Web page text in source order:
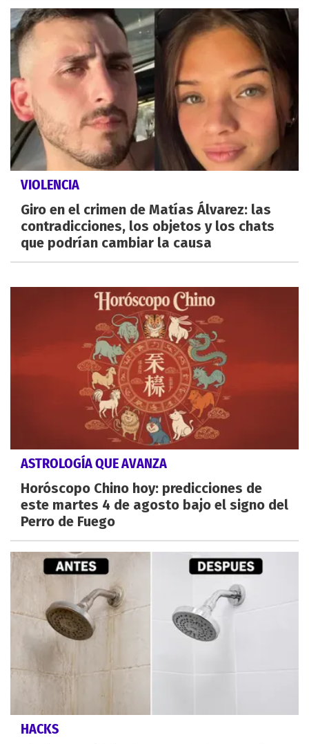
VIOLENCIA
Giro en el crimen de Matías Álvarez: las
contradicciones, los objetos y los chats
que podrían cambiar la causa
ASTROLOGÍA QUE AVANZA
Horóscopo Chino hoy: predicciones de
este martes 4 de agosto bajo el signo del
Perro de Fuego
HACKS